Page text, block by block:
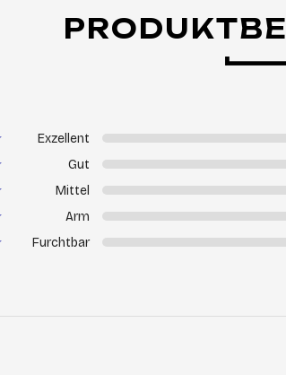
Exzellent
Gut
Mittel
Arm
Furchtbar